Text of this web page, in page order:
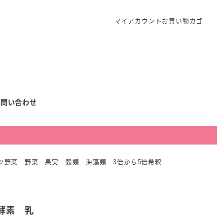
マイアカウントお買い物カゴ
い合わせ
野菜 野菜 果実 穀類 海藻類 3倍から5倍希釈
素 乳